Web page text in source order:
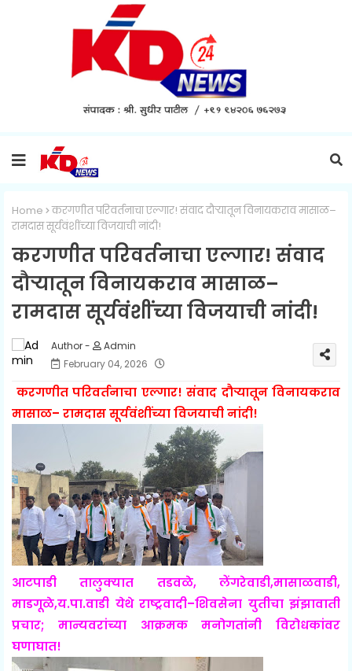
Home
करगणीत परिवर्तनाचा एल्गार! संवाद दौर्‍यातून विनायकराव मासाळ–
रामदास सूर्यवंशींच्या विजयाची नांदी!
करगणीत परिवर्तनाचा एल्गार! संवाद
दौर्‍यातून विनायकराव मासाळ–
रामदास सूर्यवंशींच्या विजयाची नांदी!
Admin
February 04, 2026
करगणीत परिवर्तनाचा एल्गार! संवाद दौर्‍यातून विनायकराव
मासाळ– रामदास सूर्यवंशींच्या विजयाची नांदी!
आटपाडी तालुक्यात तडवळे, लेंगरेवाडी,मासाळवाडी,
माडगूळे,य.पा.वाडी येथे राष्ट्रवादी–शिवसेना युतीचा झंझावाती
प्रचार; मान्यवरांच्या आक्रमक मनोगतांनी विरोधकांवर
घणाघात!